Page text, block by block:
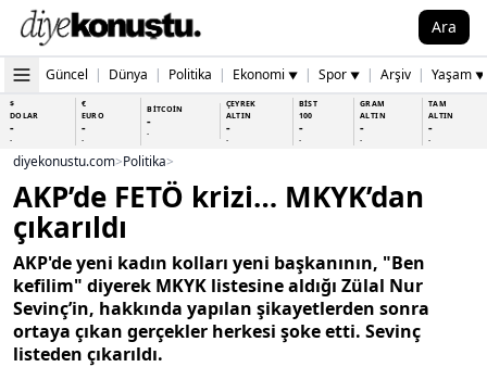
Ara
Güncel | Dünya | Politika | Ekonomi ▼ | Spor ▼ | Arşiv | Yaşam ▼
$
DOLAR
-
-
€
EURO
-
-
BİTCOİN
-
-
ÇEYREK
ALTIN
-
-
BİST
100
-
-
GRAM
ALTIN
-
-
TAM
ALTIN
-
-
diyekonustu.com>Politika>
AKP’de FETÖ krizi… MKYK’dan
çıkarıldı
AKP'de yeni kadın kolları yeni başkanının, "Ben
kefilim" diyerek MKYK listesine aldığı Zülal Nur
Sevinç’in, hakkında yapılan şikayetlerden sonra
ortaya çıkan gerçekler herkesi şoke etti. Sevinç
listeden çıkarıldı.